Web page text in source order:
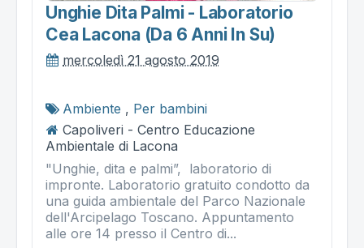
Unghie Dita Palmi - Laboratorio
Cea Lacona (da 6 Anni In Su)
mercoledì 21 agosto 2019
Ambiente , Per bambini
Capoliveri - Centro Educazione
Ambientale di Lacona
"Unghie, dita e palmi”, laboratorio di
impronte. Laboratorio gratuito condotto da
una guida ambientale del Parco Nazionale
dell'Arcipelago Toscano. Appuntamento
alle ore 14 presso il Centro di...